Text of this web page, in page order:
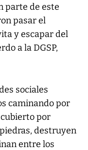
parte de este
pasar el
y escapar del
a la DGSP,
sociales
caminando por
por
destruyen
entre los